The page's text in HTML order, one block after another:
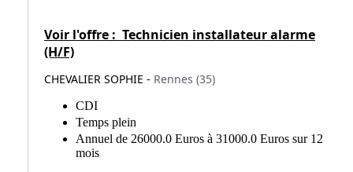
Voir l'offre : Technicien installateur alarme
(H/F)
CHEVALIER SOPHIE - Rennes (35)
CDI
Temps plein
Annuel de 26000.0 Euros à 31000.0 Euros sur 12
mois